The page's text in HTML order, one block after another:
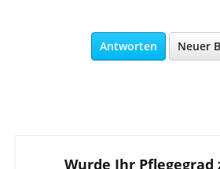
Antworten Neuer
Wurde Ihr Pflegegrad